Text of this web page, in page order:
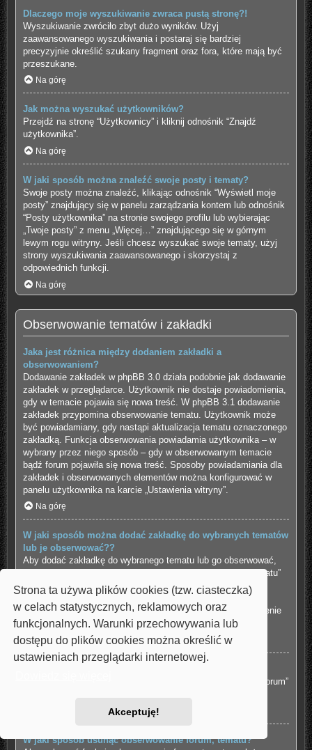
Strona ta używa plików cookies (tzw. ciasteczka)
w celach statystycznych, reklamowych oraz
funkcjonalnych. Warunki przechowywania lub
dostępu do plików cookies można określić w
ustawieniach przeglądarki internetowej.
Akceptuję!
Dlaczego moje wyszukiwanie zwraca pustą stronę?!
Wyszukiwanie zwróciło zbyt dużo wyników. Użyj
zaawansowanego wyszukiwania i postaraj się bardziej
precyzyjnie określić szukany fragment oraz fora, które mają być
przeszukane.
Na górę
Jak można wyszukać użytkowników?
Przejdź na stronę “Użytkownicy” i kliknij odnośnik “Znajdź
użytkownika”.
Na górę
W jaki sposób można znaleźć swoje posty i tematy?
Swoje posty można znaleźć, klikając odnośnik “Wyświetl moje
posty” znajdujący się w panelu zarządzania kontem lub odnośnik
“Posty użytkownika” na stronie swojego profilu lub wybierając
„Twoje posty” z menu „Więcej…” znajdującego się w górnym
lewym rogu witryny. Jeśli chcesz wyszukać swoje tematy, użyj
strony wyszukiwania zaawansowanego i skorzystaj z
odpowiednich funkcji.
Na górę
Obserwowanie tematów i zakładki
Jaka jest różnica między dodaniem zakładki a
obserwowaniem?
Dodawanie zakładek w phpBB 3.0 działa podobnie jak dodawanie
zakładek w przeglądarce. Użytkownik nie dostaje powiadomienia,
gdy w temacie pojawia się nowa treść. W phpBB 3.1 dodawanie
zakładek przypomina obserwowanie tematu. Użytkownik może
być powiadamiany, gdy nastąpi aktualizacja tematu oznaczonego
zakładką. Funkcja obserwowania powiadamia użytkownika – w
wybrany przez niego sposób – gdy w obserwowanym temacie
bądź forum pojawiła się nowa treść. Sposoby powiadamiania dla
zakładek i obserwowanych elementów można konfigurować w
panelu użytkownika na karcie „Ustawienia witryny”.
Na górę
W jaki sposób można dodać zakładkę do wybranych tematów
lub je obserwować??
Aby dodać zakładkę do wybranego tematu lub go obserwować,
należy kliknąć odpowiedni odnośnik w menu “Narzędzia tematu”
znajdujące się na górze i na dole wątku.
Udzielenie odpowiedzi w temacie, gdy jest aktywna funkcja
“Powiadamiaj o opublikowaniu odpowiedzi” spowoduje włączenie
obserwowania tematu.
Na górę
Aby obserwować wybrane forum, należy kliknąć „Obserwuj forum”
W jaki sposób usunąć obserwowanie forum, tematu?